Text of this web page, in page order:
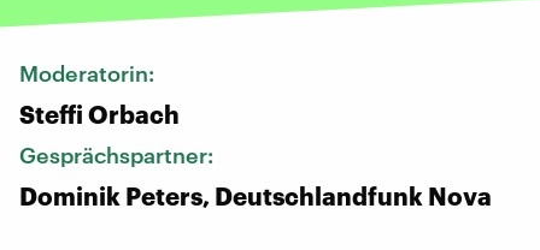
Moderatorin:
Steffi Orbach
Gesprächspartner:
Dominik Peters, Deutschlandfunk Nova